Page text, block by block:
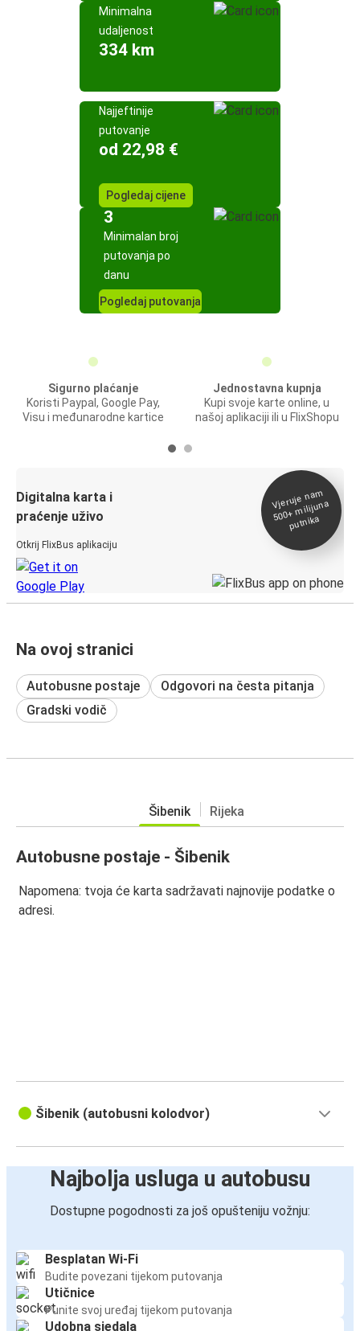
Minimalna
udaljenost
334 km
Najjeftinije
putovanje
od 22,98 €
Pogledaj cijene
3
Minimalan broj
putovanja po
danu
Pogledaj putovanja
Sigurno plaćanje
Koristi Paypal, Google Pay,
Visu i međunarodne kartice
Jednostavna kupnja
Kupi svoje karte online, u
našoj aplikaciji ili u FlixShopu
Digitalna karta i
praćenje uživo
Otkrij FlixBus aplikaciju
Vjeruje na
m
500+
milijuna
putnika
Na ovoj stranici
Autobusne postaje
Odgovori na česta pitanja
Gradski vodič
Šibenik Rijeka
Autobusne postaje - Šibenik
Napomena: tvoja će karta sadržavati najnovije podatke o
adresi.
Šibenik (autobusni kolodvor)
Najbolja usluga u autobusu
Dostupne pogodnosti za još opušteniju vožnju:
Besplatan Wi-Fi
Budite povezani tijekom putovanja
Utičnice
Punite svoj uređaj tijekom putovanja
Udobna sjedala